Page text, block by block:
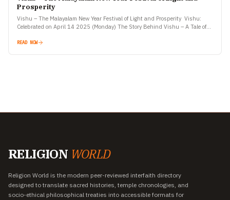
Prosperity
Vishu – The Malayalam New Year Festival of Light and Prosperity Vishu:
Celebrated on April 14 2025 (Monday) The Story Behind Vishu – A Tale of
READ NOW
RELIGION WORLD
Religion World is the modern peer-reviewed interfaith directory
designed to translate sacred histories, temple chronologies, and
socio-ethical philosophical treaties into accessible formats for